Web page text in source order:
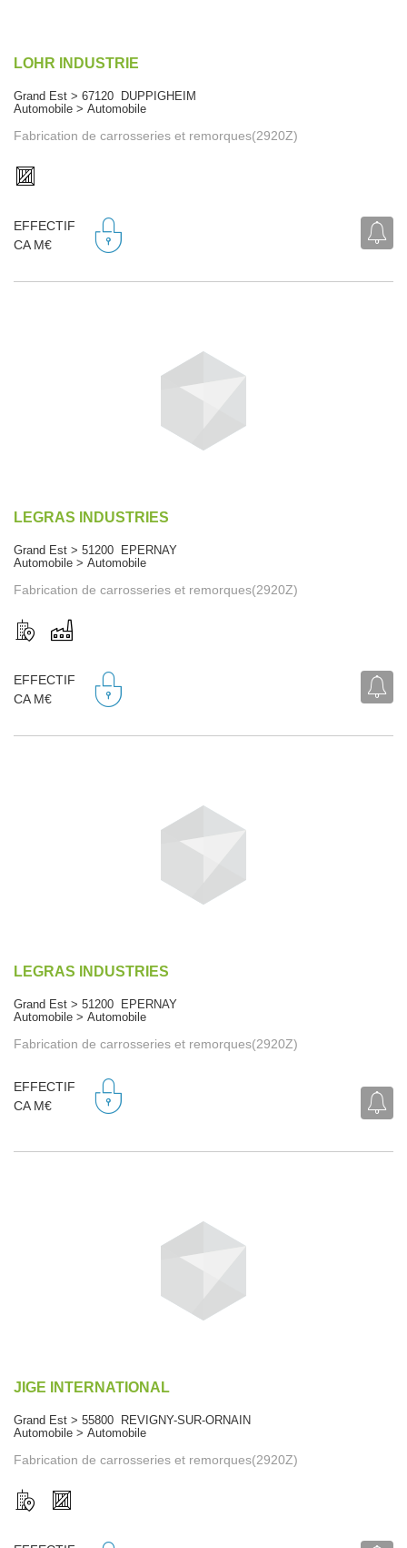
LOHR INDUSTRIE
Grand Est > 67120 DUPPIGHEIM
Automobile > Automobile
Fabrication de carrosseries et remorques(2920Z)
EFFECTIF
CA M€
LEGRAS INDUSTRIES
Grand Est > 51200 EPERNAY
Automobile > Automobile
Fabrication de carrosseries et remorques(2920Z)
EFFECTIF
CA M€
LEGRAS INDUSTRIES
Grand Est > 51200 EPERNAY
Automobile > Automobile
Fabrication de carrosseries et remorques(2920Z)
EFFECTIF
CA M€
JIGE INTERNATIONAL
Grand Est > 55800 REVIGNY-SUR-ORNAIN
Automobile > Automobile
Fabrication de carrosseries et remorques(2920Z)